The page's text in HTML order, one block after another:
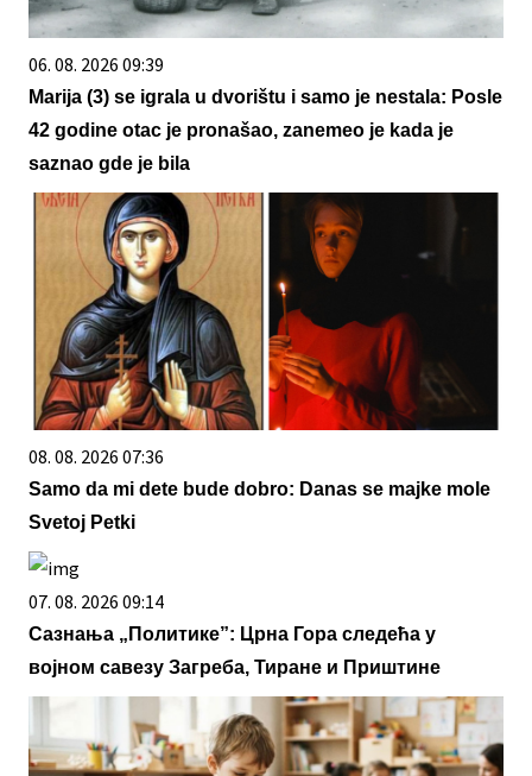
06. 08. 2026 09:39
Marija (3) se igrala u dvorištu i samo je nestala: Posle
42 godine otac je pronašao, zanemeo je kada je
saznao gde je bila
08. 08. 2026 07:36
Samo da mi dete bude dobro: Danas se majke mole
Svetoj Petki
07. 08. 2026 09:14
Сазнања „Политике”: Црна Гора следећа у
војном савезу Загреба, Тиране и Приштине